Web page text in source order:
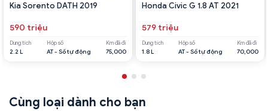
Kia Sorento DATH 2019
590 triệu
Dung tích
2.2 L
Hộp số
AT - Số tự động
Km đã đi
75,000
Honda Civic G 1.8 AT 2021
579 triệu
Dung tích
1.8 L
Hộp số
AT - Số tự động
Km đã đi
70,000
Cùng loại dành cho bạn